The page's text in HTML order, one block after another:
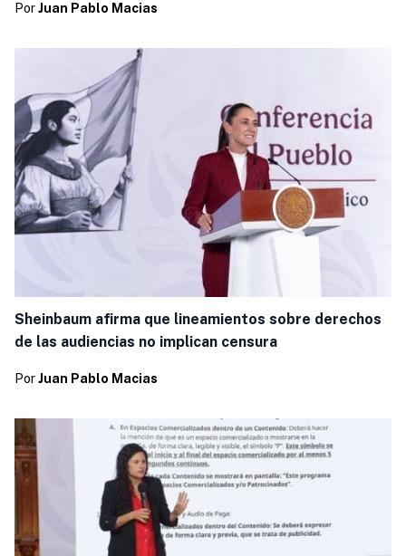
Por Juan Pablo Macias
Sheinbaum afirma que lineamientos sobre derechos
de las audiencias no implican censura
Por Juan Pablo Macias